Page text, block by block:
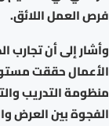
فرص العمل اللائق.
وأشار إلى أن تجارب
الأعمال حققت
منظومة التدريب
الفجوة بين العرض